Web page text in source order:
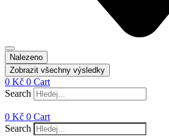
Nalezeno
Zobrazit všechny výsledky
0 Kč 0 Cart
Search
0 Kč 0 Cart
Search